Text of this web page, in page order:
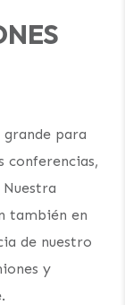
grande para
conferencias,
también en
de nuestro
y